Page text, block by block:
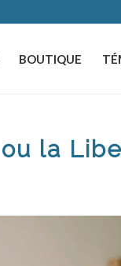
BOUTIQUE
la